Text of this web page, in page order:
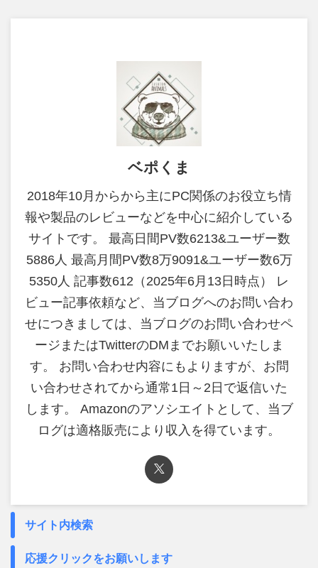
ベポくま
2018年10月からから主にPC関係のお役立ち情
報や製品のレビューなどを中心に紹介している
サイトです。 最高日間PV数6213&ユーザー数
5886人 最高月間PV数8万9091&ユーザー数6万
5350人 記事数612（2025年6月13日時点） レ
ビュー記事依頼など、当ブログへのお問い合わ
せにつきましては、当ブログのお問い合わせペ
ージまたはTwitterのDMまでお願いいたしま
す。 お問い合わせ内容にもよりますが、お問
い合わせされてから通常1日～2日で返信いた
します。 Amazonのアソシエイトとして、当ブ
ログは適格販売により収入を得ています。
サイト内検索
応援クリックをお願いします